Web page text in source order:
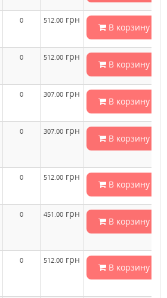
0 512.00 грн
В корзину
0 512.00 грн
В корзину
0 307.00 грн
В корзину
0 307.00 грн
В корзину
0 512.00 грн
В корзину
0 451.00 грн
В корзину
0 512.00 грн
В корзину